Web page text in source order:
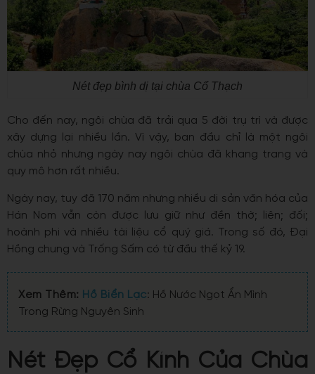
Nét đẹp bình dị tại chùa Cổ Thạch
Cho đến nay, ngôi chùa đã trải qua 5 đời trụ trì và được
xây dựng lại nhiều lần. Vì vậy, ban đầu chỉ là một ngôi
chùa nhỏ nhưng ngày nay ngôi chùa đã khang trang và
quy mô hơn rất nhiều.
Ngày nay, tuy đã 170 năm nhưng nhiều di sản văn hóa của
Hán Nom vẫn còn được lưu giữ như đền thờ; liên; đối;
hoành phi và nhiều tài liệu cổ quý giá. Trong số đó, Đại
Hồng chung và Trống Sấm có từ đầu thế kỷ 19.
Xem Thêm: Hồ Biển Lạc: Hồ Nước Ngọt Ẩn Mình
Trong Rừng Nguyên Sinh
Nét Đẹp Cổ Kính Của Chùa